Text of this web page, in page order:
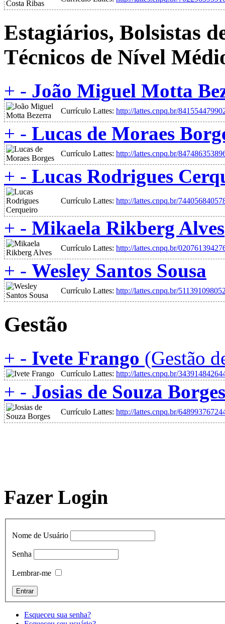
Estagiários, Bolsistas
Técnicos de Nível
+ - João Miguel Motta
Currículo Lattes: http://lattes.cnpq.br/
+ - Lucas de Moraes
Currículo Lattes: http://lattes.cnpq.br/
+ - Lucas Rodrigues
Currículo Lattes: http://lattes.cnpq.br/
+ - Mikaela Rikberg Alves
Currículo Lattes: http://lattes.cnpq.br/
+ - Wesley Santos Sousa
Currículo Lattes: http://lattes.cnpq.br/
Gestão
+ - Ivete Frango (Gestão
Currículo Lattes: http://lattes.cnpq.br/
+ - Josias de Souza Borges
Currículo Lattes: http://lattes.cnpq.br/
Fazer Login
Nome de Usuário
Senha
Lembrar-me
Esqueceu sua senha?